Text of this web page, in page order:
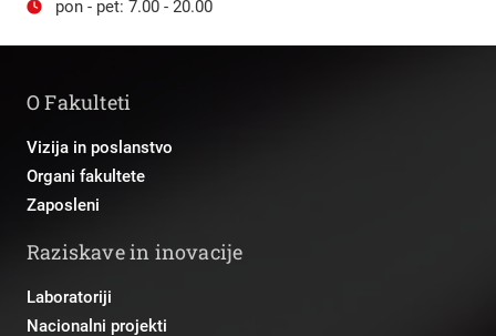
pon - pet: 7.00 - 20.00
O Fakulteti
Vizija in poslanstvo
Organi fakultete
Zaposleni
Raziskave in inovacije
Laboratoriji
Nacionalni projekti